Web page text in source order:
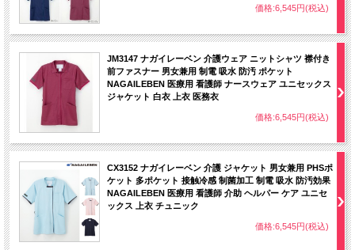
価格:6,545円(税込)
JM3147 ナガイレーベン 介護ウェア ニットシャツ 襟付き
前ファスナー 男女兼用 制電 吸水 防汚 ポケット
NAGAILEBEN 医療用 看護師 ナースウェア ユニセックス
ジャケット 白衣 上衣 医務衣
価格:6,545円(税込)
CX3152 ナガイレーベン 介護 ジャケット 男女兼用 PHSポ
ケット 多ポケット 接触冷感 制菌加工 制電 吸水 防汚効果
NAGAILEBEN 医療用 看護師 介助 ヘルパー ケア ユニセ
ックス 上衣 チュニック
価格:6,545円(税込)